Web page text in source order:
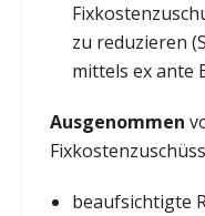
zu reduzieren
mittels ex ante
Ausgenommen
beaufsichtigte